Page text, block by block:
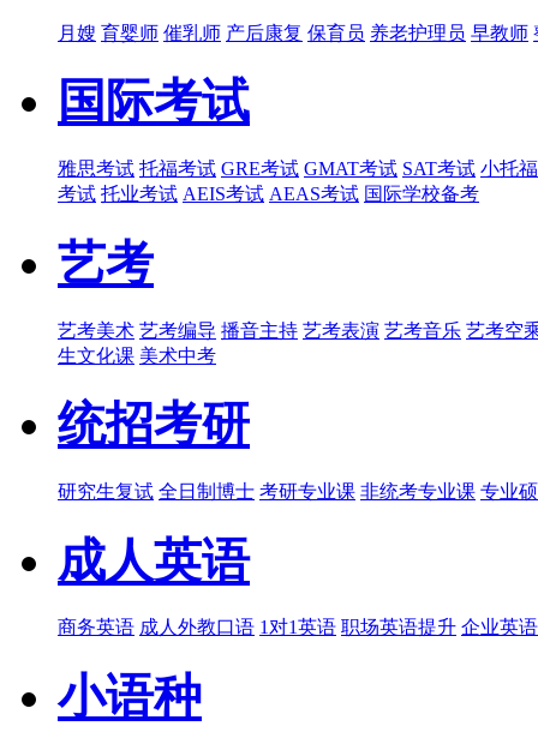
月嫂 育婴师 催乳师 产后康复 保育员 养老护理员 早教师
国际考试
雅思考试 托福考试 GRE考试 GMAT考试 SAT考试 小托
考试 托业考试 AEIS考试 AEAS考试 国际学校备考
艺考
艺考美术 艺考编导 播音主持 艺考表演 艺考音乐 艺考空
生文化课 美术中考
统招考研
研究生复试 全日制博士 考研专业课 非统考专业课 专业
成人英语
商务英语 成人外教口语 1对1英语 职场英语提升 企业英
小语种